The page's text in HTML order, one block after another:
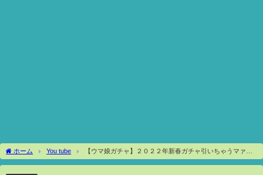
ホーム You tube
【ウマ娘ガチャ】２０２２年新春ガチャ引いちゃうマァァ
ァァァン！（ウマ娘ガチャデビルマン）